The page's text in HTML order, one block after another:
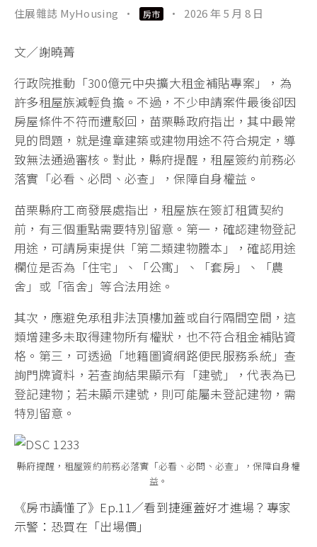
住展雜誌 MyHousing · 房市 · 2026 年 5 月 8 日
文／謝曉菁
行政院推動「300億元中央擴大租金補貼專案」，為
許多租屋族減輕負擔。不過，不少申請案件最後卻因
房屋條件不符而遭駁回，苗栗縣政府指出，其中最常
見的問題，就是違章建築或建物用途不符合規定，導
致無法通過審核。對此，縣府提醒，租屋簽約前務必
落實「必看、必問、必查」，保障自身權益。
苗栗縣府工商發展處指出，租屋族在簽訂租賃契約
前，有三個重點需要特別留意。第一，確認建物登記
用途，可請房東提供「第二類建物謄本」，確認用途
欄位是否為「住宅」、「公寓」、「套房」、「農
舍」或「宿舍」等合法用途。
其次，應避免承租非法頂樓加蓋或自行隔間空間，這
類增建多未取得建物所有權狀，也不符合租金補貼資
格。第三，可透過「地籍圖資網路便民服務系統」查
詢門牌資料，若查詢結果顯示有「建號」，代表為已
登記建物；若未顯示建號，則可能屬未登記建物，需
特別留意。
縣府提醒，租屋簽約前務必落實「必看、必問、必查」，保障自身權
益。
《房市讀懂了》Ep.11／看到捷運蓋好才進場？專家
示警：恐買在「出場價」